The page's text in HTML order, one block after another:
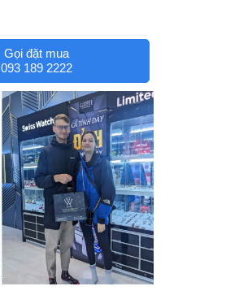
Gọi đặt mua
093 189 2222